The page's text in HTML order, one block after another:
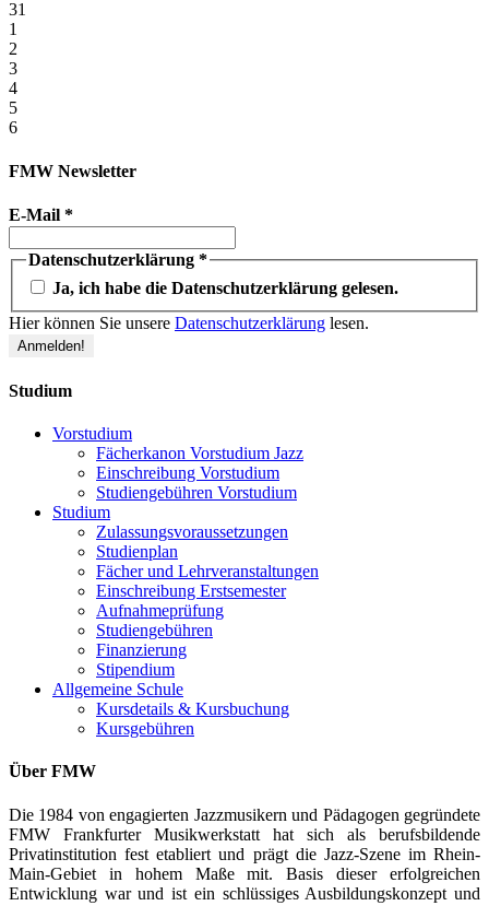
31
1
2
3
4
5
6
FMW Newsletter
E-Mail *
Datenschutzerklärung *
Ja, ich habe die Datenschutzerklärung gelesen.
Hier können Sie unsere Datenschutzerklärung lesen.
Studium
Vorstudium
Fächerkanon Vorstudium Jazz
Einschreibung Vorstudium
Studiengebühren Vorstudium
Studium
Zulassungsvoraussetzungen
Studienplan
Fächer und Lehrveranstaltungen
Einschreibung Erstsemester
Aufnahmeprüfung
Studiengebühren
Finanzierung
Stipendium
Allgemeine Schule
Kursdetails & Kursbuchung
Kursgebühren
Über FMW
Die 1984 von engagierten Jazzmusikern und Pädagogen gegründete
FMW Frankfurter Musikwerkstatt hat sich als berufsbildende
Privatinstitution fest etabliert und prägt die Jazz-Szene im Rhein-
Main-Gebiet in hohem Maße mit. Basis dieser erfolgreichen
Entwicklung war und ist ein schlüssiges Ausbildungskonzept und